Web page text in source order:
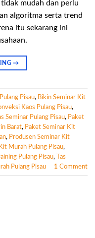
mudah dan perlu
algoritma serta trend
itu sekarang ini
→
Pisau, Bikin Seminar Kit
Kaos Pulang Pisau,
Seminar Pulang Pisau, Paket
Barat, Paket Seminar Kit
, Produsen Seminar Kit
Murah Pulang Pisau,
Pulang Pisau,
Tas
Pulang Pisau 1 Comment